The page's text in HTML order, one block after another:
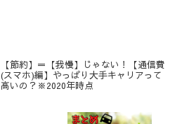
【節約】＝【我慢】じゃない！【通信費
(スマホ)編】やっぱり大手キャリアって
高いの？※2020年時点